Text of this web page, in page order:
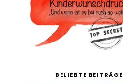
BELIEBTE BEITRÄGE